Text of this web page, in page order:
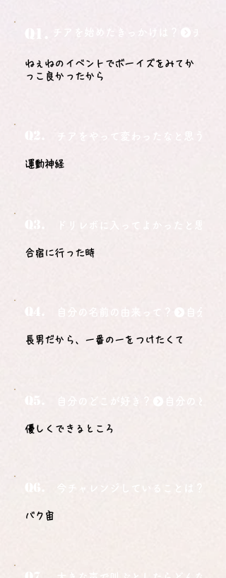
ねぇねのイベントでボーイズをみてか
っこ良かったから
チアをやって変わったなと思うこと
運動神経
合宿に行った時
長男だから、一番の一をつけたくて
Q5. 自分のどこが好き？
優しくできるところ
Q6. 今チャレンジしていることは？
バク宙